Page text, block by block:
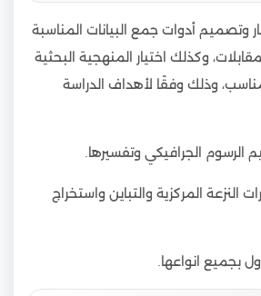
وتصميم أدوات جمع البيانات المناسبة
وكذلك اختيار المنهجية البحثية
وذلك وفقًا لأهداف الدراسة
الرسوم الجرافيكي وتفسيرها.
المركزية والتباين واستخراج
بجميع انواعها.